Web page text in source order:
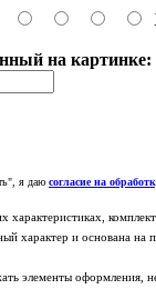
на картинке:
я даю согласие на
характеристиках,
характер и основана на
элементы оформления,